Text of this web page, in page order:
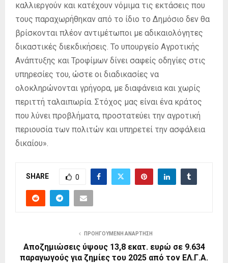
καλλιεργούν και κατέχουν νόμιμα τις εκτάσεις που
τους παραχωρήθηκαν από το ίδιο το Δημόσιο δεν θα
βρίσκονται πλέον αντιμέτωποι με αδικαιολόγητες
δικαστικές διεκδικήσεις. Το υπουργείο Αγροτικής
Ανάπτυξης και Τροφίμων δίνει σαφείς οδηγίες στις
υπηρεσίες του, ώστε οι διαδικασίες να
ολοκληρώνονται γρήγορα, με διαφάνεια και χωρίς
περιττή ταλαιπωρία. Στόχος μας είναι ένα κράτος
που λύνει προβλήματα, προστατεύει την αγροτική
περιουσία των πολιτών και υπηρετεί την ασφάλεια
δικαίου».
SHARE 0
ΠΡΟΗΓΟΎΜΕΝΗ ΑΝΆΡΤΗΣΗ
Αποζημιώσεις ύψους 13,8 εκατ. ευρώ σε 9.634
παραγωγούς για ζημίες του 2025 από τον ΕΛ.Γ.Α.